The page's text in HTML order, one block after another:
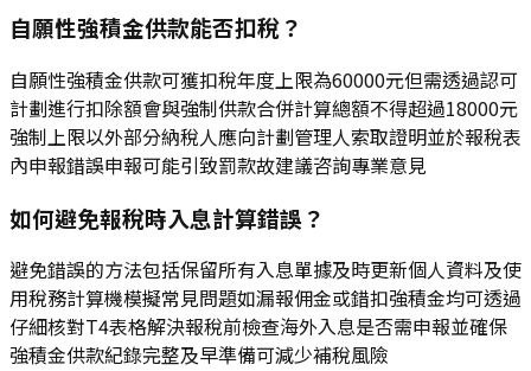
自願性強積金供款能否扣稅？
自願性強積金供款可獲扣稅年度上限為60000元但需透過認可
計劃進行扣除額會與強制供款合併計算總額不得超過18000元
強制上限以外部分納稅人應向計劃管理人索取證明並於報稅表
內申報錯誤申報可能引致罰款故建議咨詢專業意見
如何避免報稅時入息計算錯誤？
避免錯誤的方法包括保留所有入息單據及時更新個人資料及使
用稅務計算機模擬常見問題如漏報佣金或錯扣強積金均可透過
仔細核對T4表格解決報稅前檢查海外入息是否需申報並確保
強積金供款紀錄完整及早準備可減少補稅風險